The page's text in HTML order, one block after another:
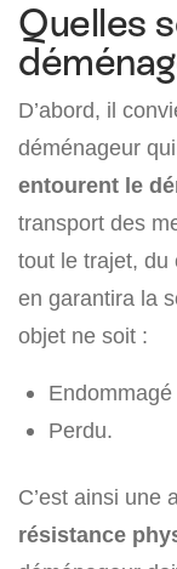
Quelles
D’abord, il
déménageur qui
entourent le
transport des
tout le trajet, du
en garantira la
objet ne soit :
Endommagé
Perdu.
C’est ainsi une
résistance